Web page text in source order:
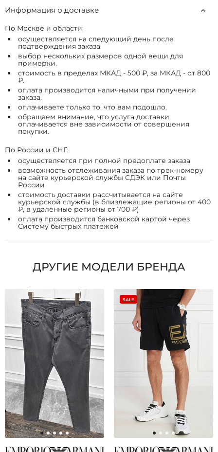
Информация о доставке
По Москве и области:
осуществляется на следующий день после
подтверждения заказа.
выбор нескольких размеров одной вещи для
примерки.
стоимость в пределах МКАД - 500 ₽, за МКАД - от 800
₽.
оплата производится наличными при получении
заказа.
оплачиваете только то, что вам подошло.
обращаем внимание, что услуга доставки
оплачивается вне зависимости от совершения
покупки.
По России и СНГ:
осуществляется при полной предоплате заказа
возможность отслеживания заказа по трек-номеру
на сайте курьерской службы СДЭК или Почты
России
стоимость доставки рассчитывается на сайте
курьерской службы (в близлежащие регионы от 400
₽, в удалённые регионы от 700 ₽)
оплата производится банковской картой через
Систему быстрых платежей
ДРУГИЕ МОДЕЛИ БРЕНДА
SALE